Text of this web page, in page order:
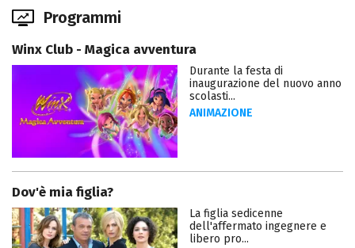
Programmi
Winx Club - Magica avventura
Durante la festa di
inaugurazione del nuovo anno
scolasti...
ANIMAZIONE
Dov'è mia figlia?
La figlia sedicenne
dell'affermato ingegnere e
libero pro...